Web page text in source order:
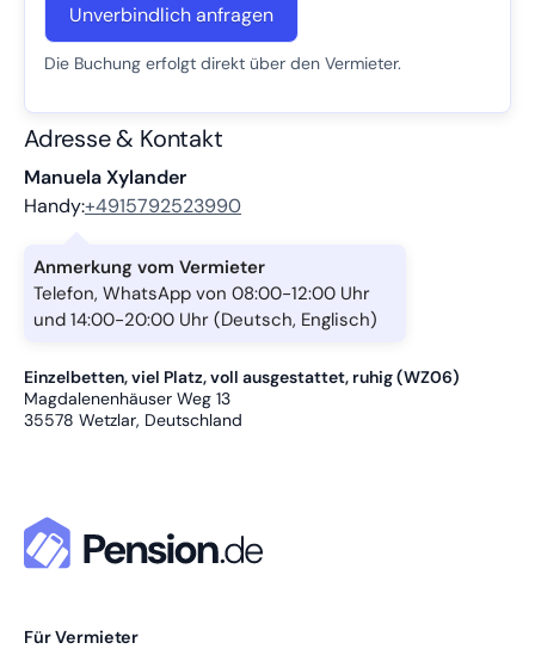
Unverbindlich anfragen
Die Buchung erfolgt direkt über den Vermieter.
Adresse & Kontakt
Manuela Xylander
Handy:+4915792523990
Anmerkung vom Vermieter
Telefon, WhatsApp von 08:00-12:00 Uhr
und 14:00-20:00 Uhr (Deutsch, Englisch)
Einzelbetten, viel Platz, voll ausgestattet, ruhig (WZ06)
Magdalenenhäuser Weg 13
35578 Wetzlar, Deutschland
Für Vermieter